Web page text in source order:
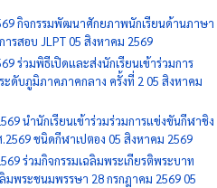
กิจกรรมพัฒนาศักยภาพนักเรียนด้านภาษา
รสอบ JLPT05 สิงหาคม 2569
ร่วมพิธีเปิดและส่งนักเรียนเข้าร่วมการ
ะดับภูมิภาคภาคกลาง ครั้งที่ 2 05 สิงหาคม
นำนักเรียนเข้าร่วมร่วมการแข่งขันกีฬาชิง
ชนิดกีฬาเปตอง 05 สิงหาคม 2569
ร่วมกิจกรรมเฉลิมพระเกียรติพระบาท
มพระชนมพรรษา 28 กรกฎาคม 256905